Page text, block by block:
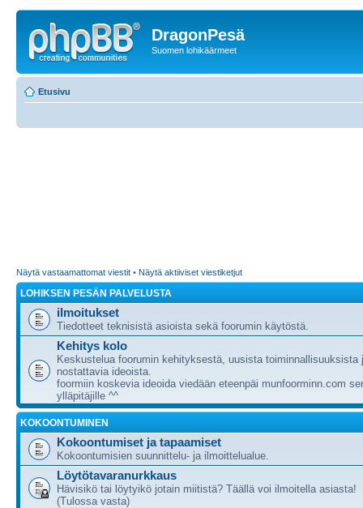
DragonPesä
Suomen lohikäärmeet
Etusivu
Näytä vastaamattomat viestit • Näytä aktiiviset viestiketjut
LOHIKSEN PESÄN PALVELUSTA
ilmoitukset
Tiedotteet teknisistä asioista sekä foorumin käytöstä.
Kehitys kolo
Keskustelua foorumin kehityksestä, uusista toiminnallisuuksista
nostattavia ideoista.
foormiin koskevia ideoida viedään eteenpäi munfoorminn.com
ylläpitäjille ^^
KOKOONTUMINEN
Kokoontumiset ja tapaamiset
Kokoontumisien suunnittelu- ja ilmoittelualue.
Löytötavaranurkkaus
Hävisikö tai löytyikö jotain miitistä? Täällä voi ilmoitella asiasta!
(Tulossa vasta)